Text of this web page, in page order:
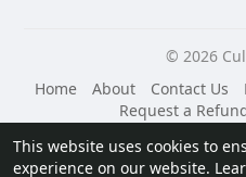
This website uses cookies to
experience on our website.
© 2026
Home
About Contact Us
Request a